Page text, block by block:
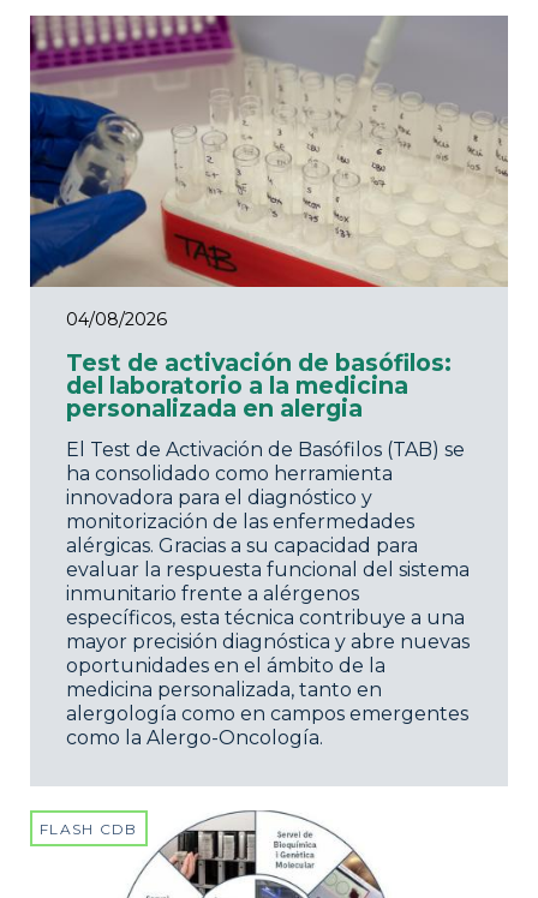
04/08/2026
Test de activación de basófilos:
del laboratorio a la medicina
personalizada en alergia
El Test de Activación de Basófilos (TAB) se
ha consolidado como herramienta
innovadora para el diagnóstico y
monitorización de las enfermedades
alérgicas. Gracias a su capacidad para
evaluar la respuesta funcional del sistema
inmunitario frente a alérgenos
específicos, esta técnica contribuye a una
mayor precisión diagnóstica y abre nuevas
oportunidades en el ámbito de la
medicina personalizada, tanto en
alergología como en campos emergentes
como la Alergo-Oncología.
FLASH CDB